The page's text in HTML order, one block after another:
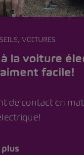
VOITURES
la voiture
facile!
de contact en
plus